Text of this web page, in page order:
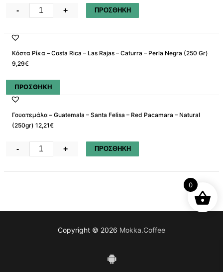
ESPRESSO
DECAFEINE
ΚΟΜΜΕΝΟ
0.5
ποσότητα
- + ΠΡΟΣΘΗΚΗ
Κόστα Ρίκα – Costa Rica – Las Rajas – Caturra – Perla Negra (250 Gr)
9,29€
ΠΡΟΣΘΗΚΗ
Γουατεμάλα – Guatemala – Santa Felisa – Red Pacamara – Natural
(250gr) 12,21€
Γουατεμάλα
Felisa
- + ΠΡΟΣΘΗΚΗ
Copyright © 2026 Mokka.Coffee
0